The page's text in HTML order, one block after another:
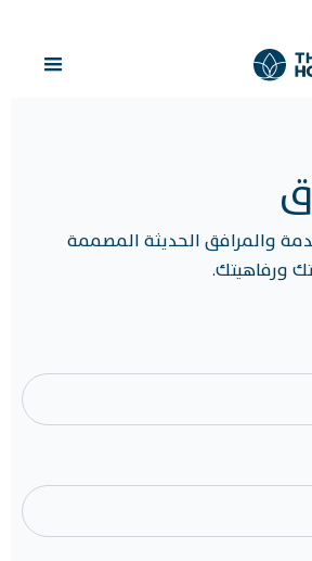
والمرافق الحديثة المصممة
ورفاهيتك.